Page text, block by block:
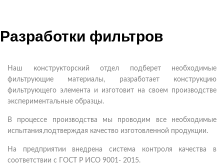
Разработки фильтров
Наш конструкторский отдел подберет необходимые
фильтрующие материалы, разработает конструкцию
фильтрующего элемента и изготовит на своем производстве
экспериментальные образцы.
В процессе производства мы проводим все необходимые
испытания,подтверждая качество изготовленной продукции.
На предприятии внедрена система контроля качества в
соответствии с ГОСТ Р ИСО 9001- 2015.